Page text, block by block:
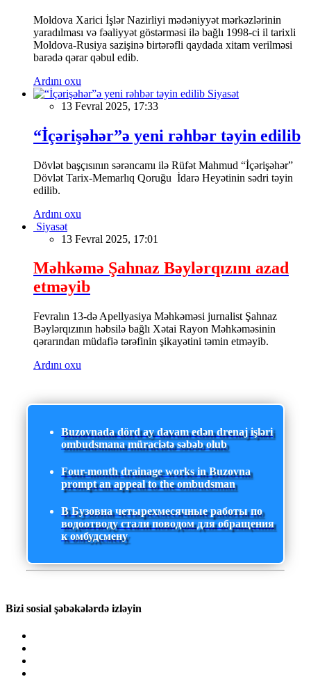
Moldova Xarici İşlər Nazirliyi mədəniyyət mərkəzlərinin
yaradılması və fəaliyyət göstərməsi ilə bağlı 1998-ci il tarixli
Moldova-Rusiya sazişinə birtərəfli qaydada xitam verilməsi
barədə qərar qəbul edib.
Ardını oxu
Siyasət
13 Fevral 2025, 17:33
“İçərişəhər”ə yeni rəhbər təyin edilib
Dövlət başçısının sərəncamı ilə Rüfət Mahmud “İçərişəhər”
Dövlət Tarix-Memarlıq Qoruğu İdarə Heyətinin sədri təyin
edilib.
Ardını oxu
Siyasət
13 Fevral 2025, 17:01
Məhkəmə Şahnaz Bəylərqızını azad
etməyib
Fevralın 13-də Apellyasiya Məhkəməsi jurnalist Şahnaz
Bəylərqızının həbsilə bağlı Xətai Rayon Məhkəməsinin
qərarından müdafiə tərəfinin şikayətini təmin etməyib.
Ardını oxu
Buzovnada dörd ay davam edən drenaj işləri
ombudsmana müraciətə səbəb olub
Four-month drainage works in Buzovna
prompt an appeal to the ombudsman
В Бузовна четырехмесячные работы по
водоотводу стали поводом для обращения
к омбудсмену
Bizi sosial şəbəkələrdə izləyin